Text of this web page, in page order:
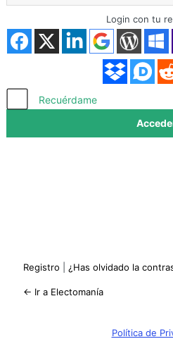
Login con tu
Recuérdame
Registro ¿Has olvidado la
← Ir a Electomanía
Política de